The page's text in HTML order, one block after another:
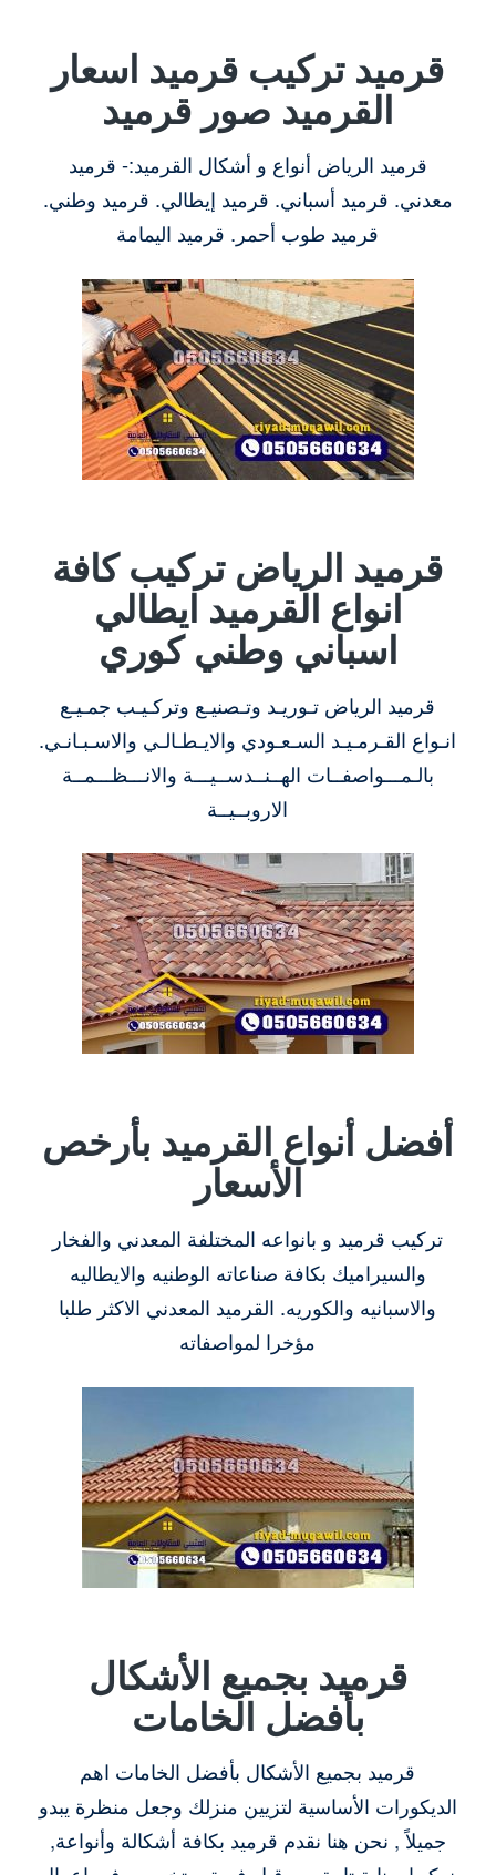
قرميد تركيب قرميد اسعار
القرميد صور قرميد
قرميد الرياض أنواع و أشكال القرميد:- قرميد
معدني. قرميد أسباني. قرميد إيطالي. قرميد وطني.
قرميد طوب أحمر. قرميد اليمامة
قرميد الرياض تركيب كافة
انواع القرميد ايطالي
اسباني وطني كوري
قرميد الرياض تـوريـد وتـصنيـع وتركـيـب جمـيـع
انـواع القـرمـيـد السـعـودي والايـطـالـي والاسـبـانـي.
بالـمـــواصفــات الهــنــدســيـــة والانـــظـــمــة
الاروبــيــة
أفضل أنواع القرميد بأرخص
الأسعار
تركيب قرميد و بانواعه المختلفة المعدني والفخار
والسيراميك بكافة صناعاته الوطنيه والايطاليه
والاسبانيه والكوريه. القرميد المعدني الاكثر طلبا
مؤخرا لمواصفاته
قرميد بجميع الأشكال
بأفضل الخامات
قرميد بجميع الأشكال بأفضل الخامات اهم
الديكورات الأساسية لتزيين منزلك وجعل منظرة يبدو
جميلاً , نحن هنا نقدم قرميد بكافة أشكالة وأنواعة,